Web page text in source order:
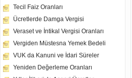
Tecil Faiz Oranları
Ücretlerde Damga Vergisi
Veraset ve İntikal Vergisi Oranları
Vergiden Müstesna Yemek Bedeli
VUK da Kanuni ve İdari Süreler
Yeniden Değerleme Oranları